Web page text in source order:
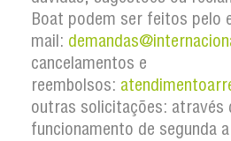
Boat podem ser feitos pelo
mail:
cancelamentos e
reembolsos:
outras solicitações:
funcionamento de segunda